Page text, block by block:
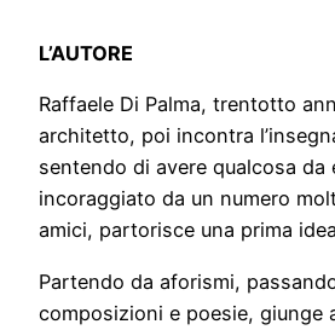
L’AUTORE
Raffaele Di Palma, trentotto
architetto, poi incontra
sentendo di avere qualcosa da
incoraggiato da un numero
amici, partorisce una prima
Partendo da aforismi,
composizioni e poesie, giunge